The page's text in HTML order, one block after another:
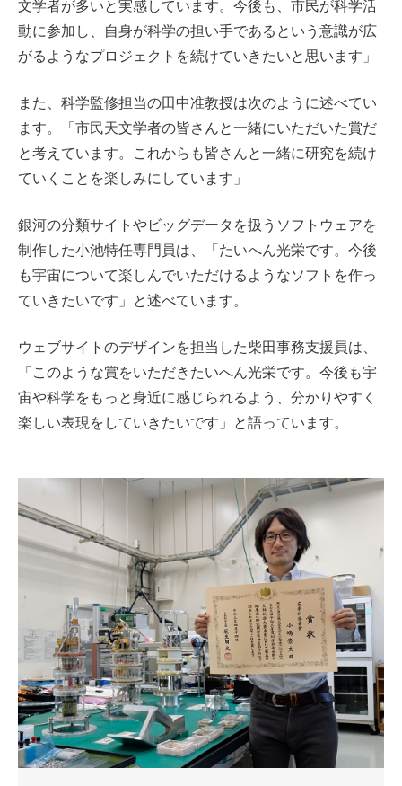
文学者が多いと実感しています。今後も、市民が科学活
動に参加し、自身が科学の担い手であるという意識が広
がるようなプロジェクトを続けていきたいと思います」
また、科学監修担当の田中准教授は次のように述べてい
ます。「市民天文学者の皆さんと一緒にいただいた賞だ
と考えています。これからも皆さんと一緒に研究を続け
ていくことを楽しみにしています」
銀河の分類サイトやビッグデータを扱うソフトウェアを
制作した小池特任専門員は、「たいへん光栄です。今後
も宇宙について楽しんでいただけるようなソフトを作っ
ていきたいです」と述べています。
ウェブサイトのデザインを担当した柴田事務支援員は、
「このような賞をいただきたいへん光栄です。今後も宇
宙や科学をもっと身近に感じられるよう、分かりやすく
楽しい表現をしていきたいです」と語っています。